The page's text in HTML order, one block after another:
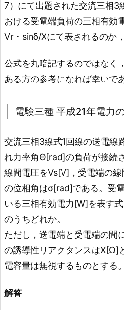
7）にて出題された交流三相3
おける受電端負荷の三相有効
Vr・sinδ/Xにて表されるのか
公式を丸暗記するのではなく
ある方の参考になれば幸いで
電験三種 平成21年電力
交流三相3線式1回線の送電線
れ力率角Θ[rad]の負荷が接続
線間電圧をVs[V]，受電端の
の位相角はσ[rad]である。受
いる三相有効電力[W]を表す
のうちどれか。
ただし，送電端と受電端の間
の誘導性リアクタンスはX[Ω]
電容量は無視するものとする。
解答